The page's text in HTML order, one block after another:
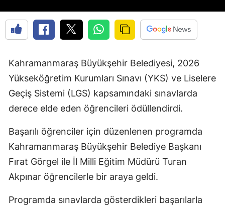
Kahramanmaraş Büyükşehir Belediyesi, 2026
Yükseköğretim Kurumları Sınavı (YKS) ve Liselere
Geçiş Sistemi (LGS) kapsamındaki sınavlarda
derece elde eden öğrencileri ödüllendirdi.
Başarılı öğrenciler için düzenlenen programda
Kahramanmaraş Büyükşehir Belediye Başkanı
Fırat Görgel ile İl Milli Eğitim Müdürü Turan
Akpınar öğrencilerle bir araya geldi.
Programda sınavlarda gösterdikleri başarılarla